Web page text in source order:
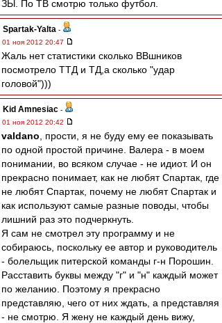
ЗЫ. По ТВ смотрю только футбол.
Spartak-Yalta -
01 ноя 2012 20:47
Жаль нет статистики сколько ВВшников
посмотрело ТТД и ТД,а сколько "удар
головой")))
Kid Amnesiac -
01 ноя 2012 20:42
valdano , прости, я не буду ему ее показывать
по одной простой причине. Валера - в моем
понимании, во всяком случае - не идиот. И он
прекрасно понимает, как не любят Спартак, где
не любят Спартак, почему не любят Спартак и
как используют самые разные поводы, чтобы
лишний раз это подчеркнуть.
Я сам не смотрел эту программу и не
собираюсь, поскольку ее автор и руководитель
- болельщик питерской команды г-н Порошин.
Расставить буквы между "г" и "н" каждый может
по желанию. Поэтому я прекрасно
представляю, чего от них ждать, а представляя
- не смотрю. Я жену не каждый день вижу,